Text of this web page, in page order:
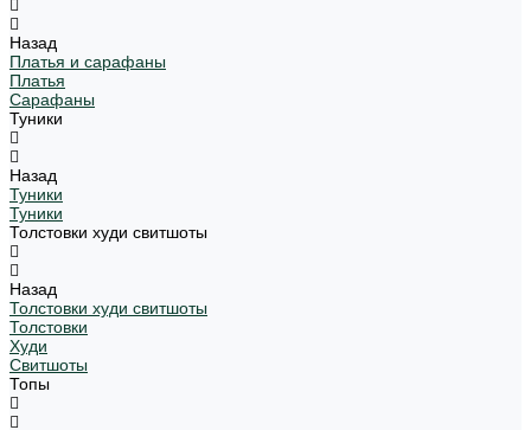
Назад
Платья и сарафаны
Платья
Сарафаны
Туники
Назад
Туники
Туники
Толстовки худи свитшоты
Назад
Толстовки худи свитшоты
Толстовки
Худи
Свитшоты
Топы